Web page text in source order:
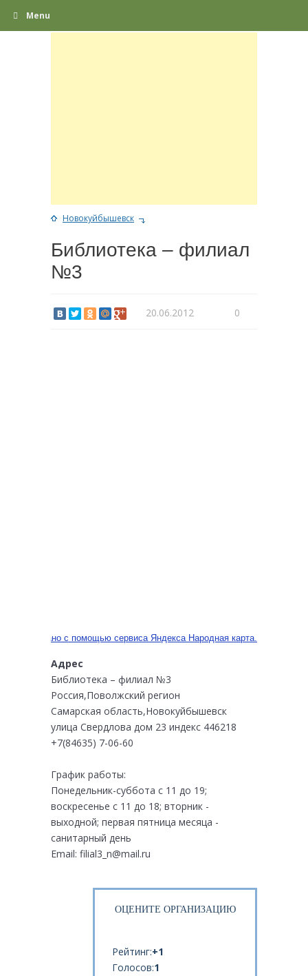
Menu
Новокуйбышевск
Библиотека – филиал
№3
20.06.2012 0
Создано с помощью сервиса Яндекса Народная карта.
Адрес
Библиотека – филиал №3
Россия,Поволжский регион
Самарская область,Новокуйбышевск
улица Свердлова дом 23 индекс 446218
+7(84635) 7-06-60
График работы:
Понедельник-суббота с 11 до 19;
воскресенье с 11 до 18; вторник -
выходной; первая пятница месяца -
санитарный день
Email: filial3_n@mail.ru
ОЦЕНИТЕ ОРГАНИЗАЦИЮ
Рейтинг:+1
Голосов:1